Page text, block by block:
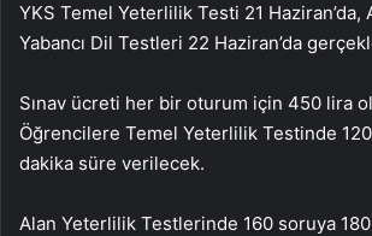
YKS Temel Yeterlilik Testi 21 Haziran’da,
Yabancı Dil Testleri 22 Haziran’da
Sınav ücreti her bir oturum için 450 lira
Öğrencilere Temel Yeterlilik Testinde
dakika süre verilecek.
Alan Yeterlilik Testlerinde 160 soruya 180